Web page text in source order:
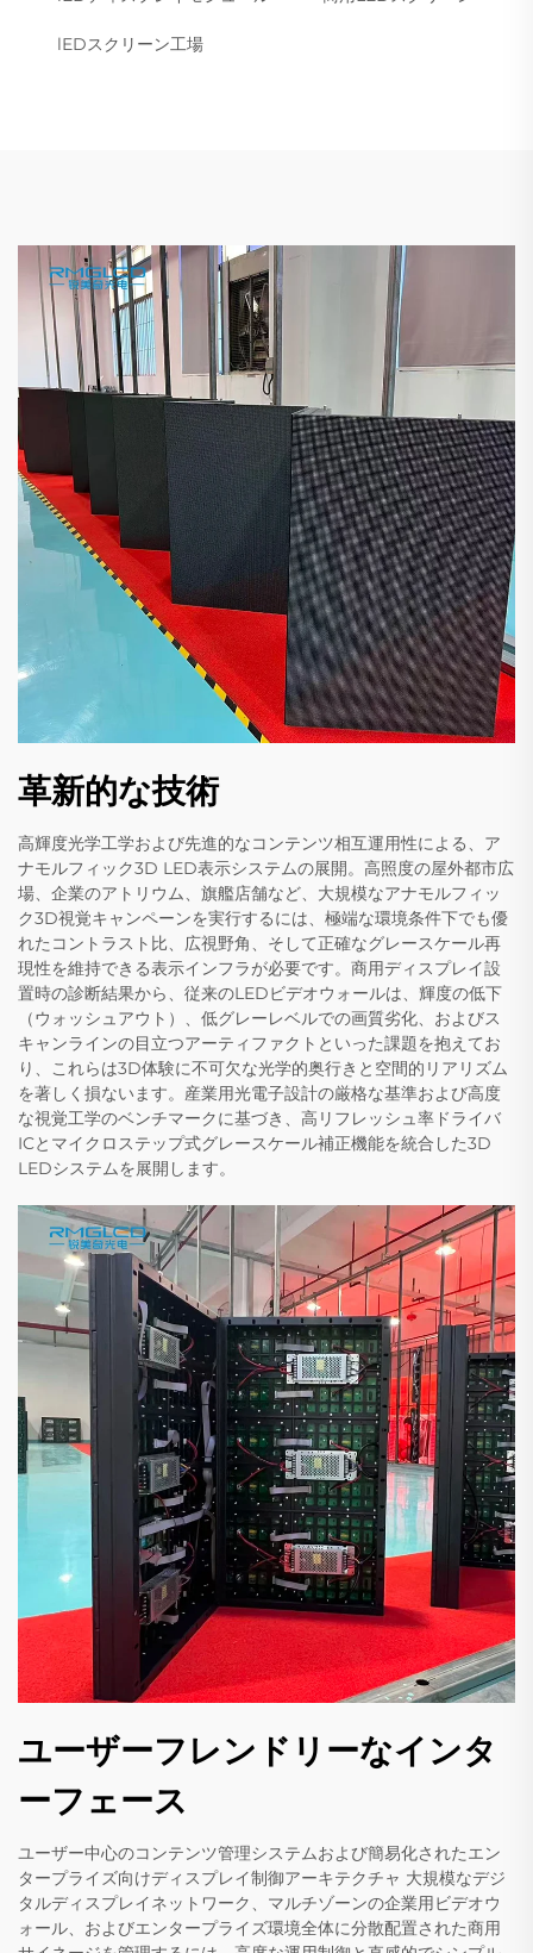
lEDスクリーン工場
革新的な技術
高輝度光学工学および先進的なコンテンツ相互運用性による、ア
ナモルフィック3D LED表示システムの展開。高照度の屋外都市広
場、企業のアトリウム、旗艦店舗など、大規模なアナモルフィッ
ク3D視覚キャンペーンを実行するには、極端な環境条件下でも優
れたコントラスト比、広視野角、そして正確なグレースケール再
現性を維持できる表示インフラが必要です。商用ディスプレイ設
置時の診断結果から、従来のLEDビデオウォールは、輝度の低下
（ウォッシュアウト）、低グレーレベルでの画質劣化、およびス
キャンラインの目立つアーティファクトといった課題を抱えてお
り、これらは3D体験に不可欠な光学的奥行きと空間的リアリズム
を著しく損ないます。産業用光電子設計の厳格な基準および高度
な視覚工学のベンチマークに基づき、高リフレッシュ率ドライバ
ICとマイクロステップ式グレースケール補正機能を統合した3D
LEDシステムを展開します。
ユーザーフレンドリーなインタ
ーフェース
ユーザー中心のコンテンツ管理システムおよび簡易化されたエン
タープライズ向けディスプレイ制御アーキテクチャ 大規模なデジ
タルディスプレイネットワーク、マルチゾーンの企業用ビデオウ
ォール、およびエンタープライズ環境全体に分散配置された商用